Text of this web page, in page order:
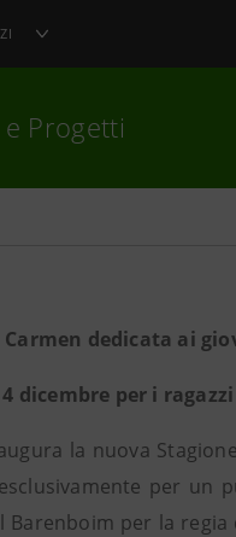
e Progetti
dedicata ai
dicembre per i
la nuova
per un
Barenboim per la